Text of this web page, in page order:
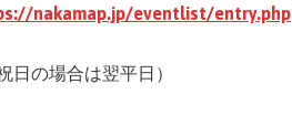
nakamap.jp/eventlist/entry.php
の場合は翌平日）